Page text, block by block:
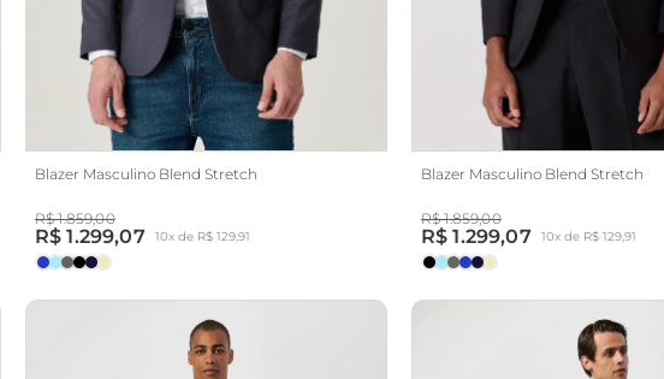
Blazer Masculino Blend Stretch
R$ 1.859,00
R$ 1.299,07 10x de R$ 129,91
Blazer Masculino Blend Stretch
R$ 1.859,00
R$ 1.299,07 10x de R$ 129,91